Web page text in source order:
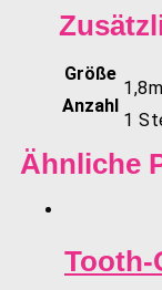
Größe
Anzahl
1
Ähnliche